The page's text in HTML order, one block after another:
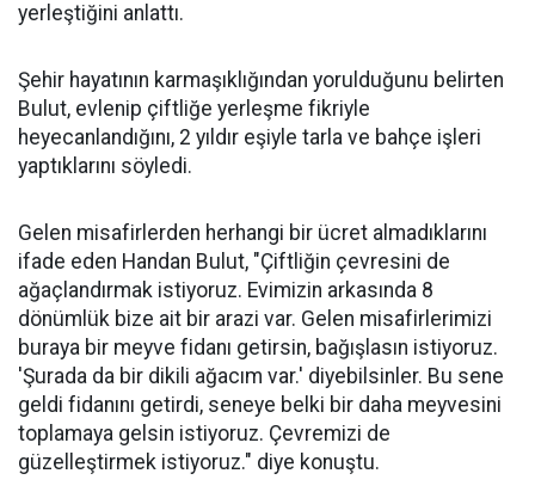
yerleştiğini anlattı.
Şehir hayatının karmaşıklığından yorulduğunu belirten
Bulut, evlenip çiftliğe yerleşme fikriyle
heyecanlandığını, 2 yıldır eşiyle tarla ve bahçe işleri
yaptıklarını söyledi.
Gelen misafirlerden herhangi bir ücret almadıklarını
ifade eden Handan Bulut, "Çiftliğin çevresini de
ağaçlandırmak istiyoruz. Evimizin arkasında 8
dönümlük bize ait bir arazi var. Gelen misafirlerimizi
buraya bir meyve fidanı getirsin, bağışlasın istiyoruz.
'Şurada da bir dikili ağacım var.' diyebilsinler. Bu sene
geldi fidanını getirdi, seneye belki bir daha meyvesini
toplamaya gelsin istiyoruz. Çevremizi de
güzelleştirmek istiyoruz." diye konuştu.